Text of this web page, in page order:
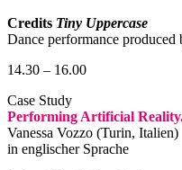
Credits Tiny Uppercase
Dance performance
14.30 – 16.00
Case Study
Performing Artificial
Vanessa Vozzo (Turin, Italien)
in englischer Sprache